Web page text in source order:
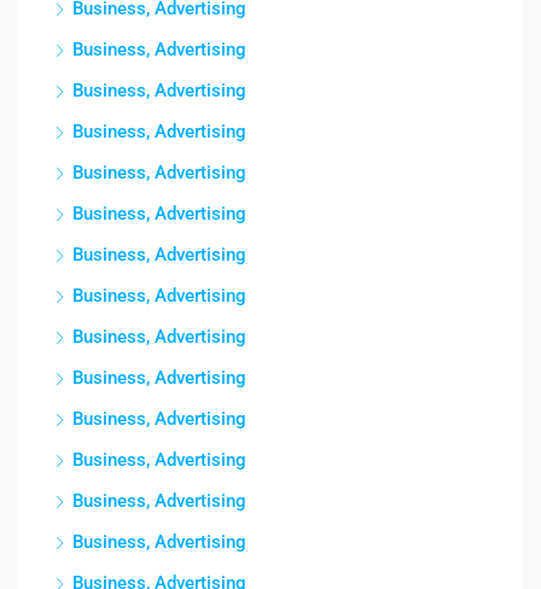
Business, Advertising
Business, Advertising
Business, Advertising
Business, Advertising
Business, Advertising
Business, Advertising
Business, Advertising
Business, Advertising
Business, Advertising
Business, Advertising
Business, Advertising
Business, Advertising
Business, Advertising
Business, Advertising
Business, Advertising